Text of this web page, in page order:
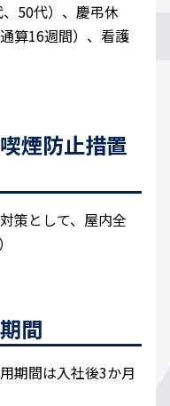
50代）、慶弔休
算16週間）、看護
煙防止措置
策として、屋内全
間
期間は入社後3か月